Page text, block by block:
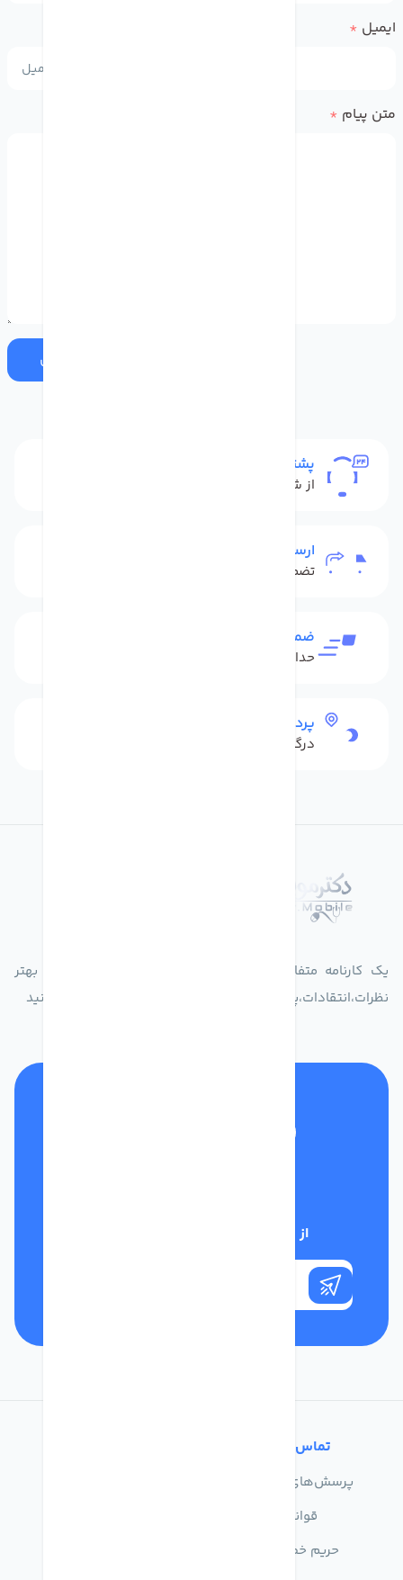
ایمیل *
متن پیام *
ارسال
پشتیبانی
از شنبه تا پنج شنبه
ارسال به سراسر کشور
تضمین بهترین قیمت
ضمانت بازگشت کالا
حداکثر 48 ساعت بعداز تحویل
پرداخت امن
درگاه بانکی شاپرک
یک کارنامه متفاوت از زندگیت ثبت کن برای ارایه خدمات بهتر
نظرات،انتقادات،پیشنهاداتتان را به سامانه 30004719 ارسال کنید
از تخفیف‌های فروشگاه با خبر شوید
تماس با ما
پرسش‌های متداول
قوانین
حریم خصوصی